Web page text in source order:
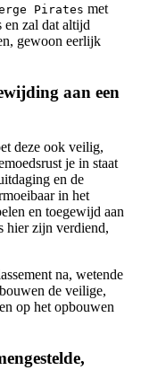
Pirates met
en zal dat altijd
gewoon eerlijk
aan een
deze ook veilig,
je in staat
en de
in het
en toegewijd aan
hier zijn verdiend,
na, wetende
de veilige,
op het opbouwen